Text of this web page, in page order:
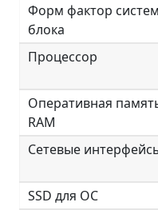
Форм фактор
блока
Процессор
Оперативная
RAM
Сетевые
SSD для ОС